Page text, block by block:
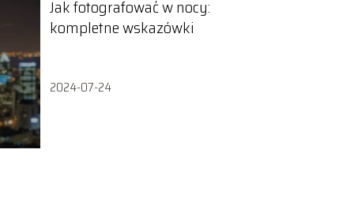
Jak fotografować w nocy:
kompletne wskazówki
2024-07-24